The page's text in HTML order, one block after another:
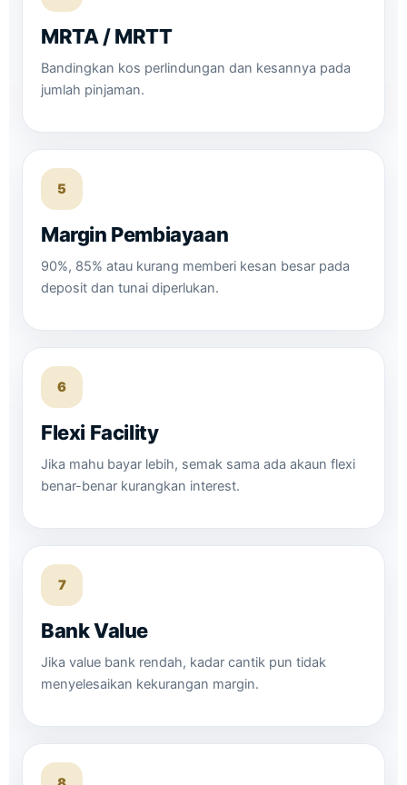
MRTA / MRTT
Bandingkan kos perlindungan dan kesannya pada
jumlah pinjaman.
5
Margin Pembiayaan
90%, 85% atau kurang memberi kesan besar pada
deposit dan tunai diperlukan.
6
Flexi Facility
Jika mahu bayar lebih, semak sama ada akaun flexi
benar-benar kurangkan interest.
7
Bank Value
Jika value bank rendah, kadar cantik pun tidak
menyelesaikan kekurangan margin.